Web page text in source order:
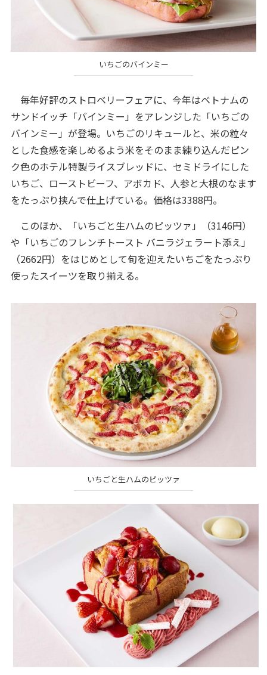
いちごのバインミー
毎年好評のストロベリーフェアに、今年はベトナムの
サンドイッチ「バインミー」をアレンジした「いちごの
バインミー」が登場。いちごのリキュールと、米の粒々
とした食感を楽しめるよう米をそのまま練り込んだピン
ク色のホテル特製ライスブレッドに、セミドライにした
いちご、ローストビーフ、アボカド、人参と大根のなます
をたっぷり挟んで仕上げている。価格は3388円。
このほか、「いちごと生ハムのピッツァ」（3146円）
や「いちごのフレンチトースト バニラジェラート添え」
（2662円）をはじめとして旬を迎えたいちごをたっぷり
使ったスイーツを取り揃える。
いちごと生ハムのピッツァ